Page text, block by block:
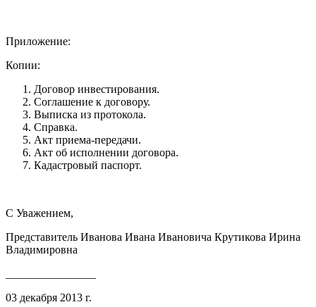
Приложение:
Копии:
Договор инвестирования.
Соглашение к договору.
Выписка из протокола.
Справка.
Акт приема-передачи.
Акт об исполнении договора.
Кадастровый паспорт.
С Уважением,
Представитель Иванова Ивана Ивановича Крутикова Ирина
Владимировна
03 декабря 2013 г.